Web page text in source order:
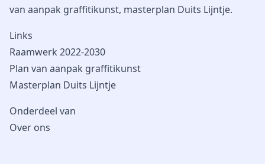
van aanpak graffitikunst, masterplan Duits Lijntje.
Links
Raamwerk 2022-2030
Plan van aanpak graffitikunst
Masterplan Duits Lijntje
Onderdeel van
Over ons